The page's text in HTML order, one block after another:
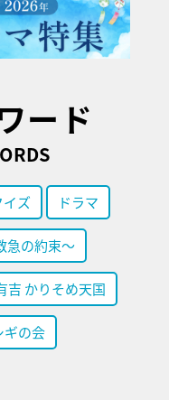
ード
ズ ドラマ
急の約束～
吉 かりそめ天国
の会